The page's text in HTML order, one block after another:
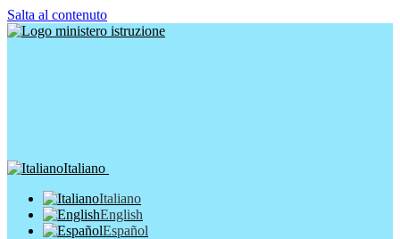
Salta al contenuto
Italiano
Italiano
English
Español